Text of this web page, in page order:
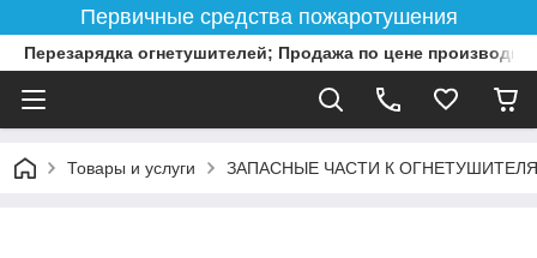
Первичные средства пожаротушения
Перезарядка огнетушителей; Продажа по цене
Товары и услуги ЗАПАСНЫЕ ЧАСТИ К